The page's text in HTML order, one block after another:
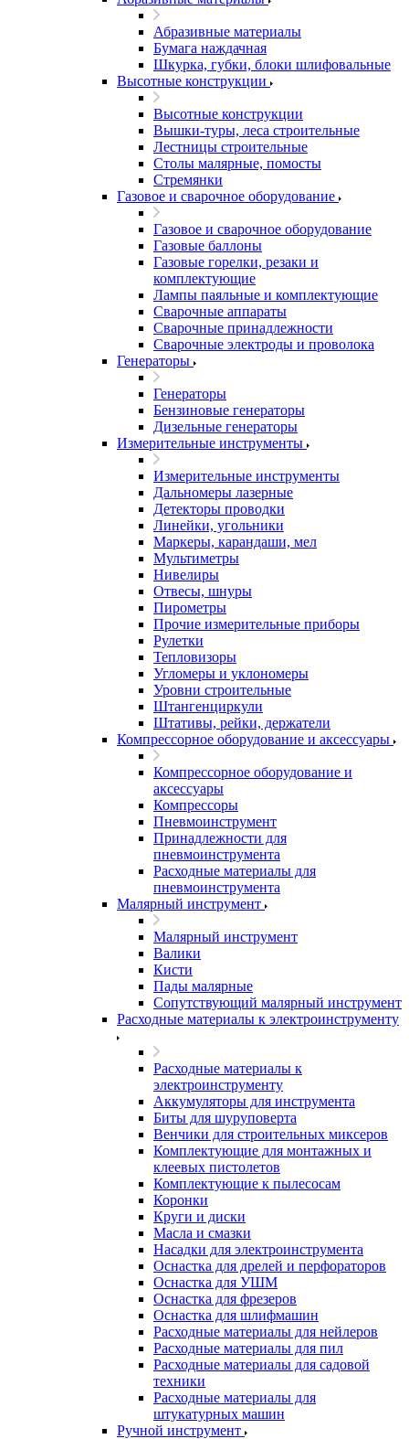
Абразивные материалы
Бумага наждачная
Шкурка, губки, блоки шлифовальные
Высотные конструкции
Высотные конструкции
Вышки-туры, леса строительные
Лестницы строительные
Столы малярные, помосты
Стремянки
Газовое и сварочное оборудование
Газовое и сварочное оборудование
Газовые баллоны
Газовые горелки, резаки и
комплектующие
Лампы паяльные и комплектующие
Сварочные аппараты
Сварочные принадлежности
Сварочные электроды и проволока
Генераторы
Генераторы
Бензиновые генераторы
Дизельные генераторы
Измерительные инструменты
Измерительные инструменты
Дальномеры лазерные
Детекторы проводки
Линейки, угольники
Маркеры, карандаши, мел
Мультиметры
Нивелиры
Отвесы, шнуры
Пирометры
Прочие измерительные приборы
Рулетки
Тепловизоры
Угломеры и уклономеры
Уровни строительные
Штангенциркули
Штативы, рейки, держатели
Компрессорное оборудование и аксессуары
Компрессорное оборудование и
аксессуары
Компрессоры
Пневмоинструмент
Принадлежности для
пневмоинструмента
Расходные материалы для
пневмоинструмента
Малярный инструмент
Малярный инструмент
Валики
Кисти
Пады малярные
Сопутствующий малярный инструмент
Расходные материалы к электроинструменту
Расходные материалы к
электроинструменту
Аккумуляторы для инструмента
Биты для шуруповерта
Венчики для строительных миксеров
Комплектующие для монтажных и
клеевых пистолетов
Комплектующие к пылесосам
Коронки
Круги и диски
Масла и смазки
Насадки для электроинструмента
Оснастка для дрелей и перфораторов
Оснастка для УШМ
Оснастка для фрезеров
Оснастка для шлифмашин
Расходные материалы для нейлеров
Расходные материалы для пил
Расходные материалы для садовой
техники
Расходные материалы для
штукатурных машин
Ручной инструмент